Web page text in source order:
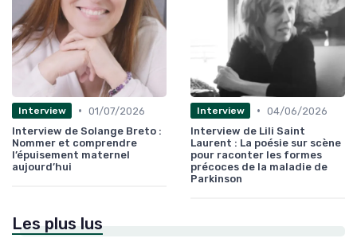
Interview • 01/07/2026
Interview de Solange Breto :
Nommer et comprendre
l’épuisement maternel
aujourd’hui
Interview • 04/06/2026
Interview de Lili Saint
Laurent : La poésie sur scène
pour raconter les formes
précoces de la maladie de
Parkinson
Les plus lus